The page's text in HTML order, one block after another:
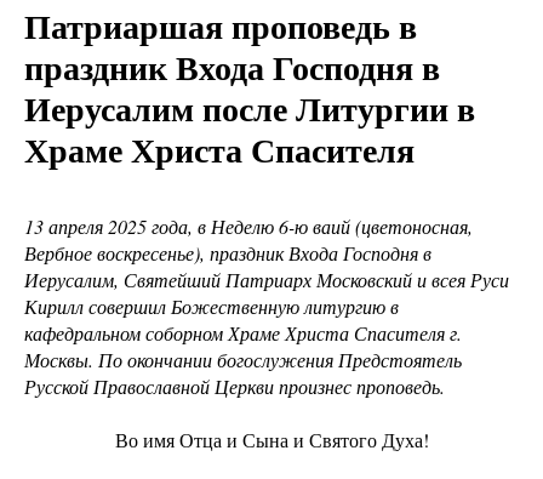
Патриаршая проповедь в
праздник Входа Господня в
Иерусалим после Литургии в
Храме Христа Спасителя
13 апреля 2025 года, в Неделю 6-ю ваий (цветоносная,
Вербное воскресенье), праздник Входа Господня в
Иерусалим, Святейший Патриарх Московский и всея Руси
Кирилл совершил Божественную литургию в
кафедральном соборном Храме Христа Спасителя г.
Москвы. По окончании богослужения Предстоятель
Русской Православной Церкви произнес проповедь.
Во имя Отца и Сына и Святого Духа!